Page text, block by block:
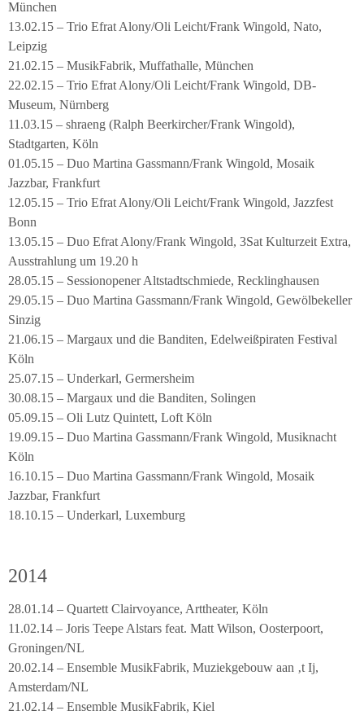
München
13.02.15 – Trio Efrat Alony/Oli Leicht/Frank Wingold, Nato,
Leipzig
21.02.15 – MusikFabrik, Muffathalle, München
22.02.15 – Trio Efrat Alony/Oli Leicht/Frank Wingold, DB-
Museum, Nürnberg
11.03.15 – shraeng (Ralph Beerkircher/Frank Wingold),
Stadtgarten, Köln
01.05.15 – Duo Martina Gassmann/Frank Wingold, Mosaik
Jazzbar, Frankfurt
12.05.15 – Trio Efrat Alony/Oli Leicht/Frank Wingold, Jazzfest
Bonn
13.05.15 – Duo Efrat Alony/Frank Wingold, 3Sat Kulturzeit Extra,
Ausstrahlung um 19.20 h
28.05.15 – Sessionopener Altstadtschmiede, Recklinghausen
29.05.15 – Duo Martina Gassmann/Frank Wingold, Gewölbekeller
Sinzig
21.06.15 – Margaux und die Banditen, Edelweißpiraten Festival
Köln
25.07.15 – Underkarl, Germersheim
30.08.15 – Margaux und die Banditen, Solingen
05.09.15 – Oli Lutz Quintett, Loft Köln
19.09.15 – Duo Martina Gassmann/Frank Wingold, Musiknacht
Köln
16.10.15 – Duo Martina Gassmann/Frank Wingold, Mosaik
Jazzbar, Frankfurt
18.10.15 – Underkarl, Luxemburg
2014
28.01.14 – Quartett Clairvoyance, Arttheater, Köln
11.02.14 – Joris Teepe Alstars feat. Matt Wilson, Oosterpoort,
Groningen/NL
20.02.14 – Ensemble MusikFabrik, Muziekgebouw aan ‚t Ij,
Amsterdam/NL
21.02.14 – Ensemble MusikFabrik, Kiel